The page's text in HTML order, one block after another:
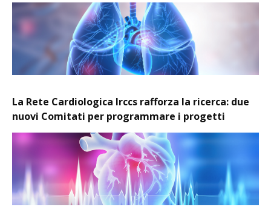
La Rete Cardiologica Irccs rafforza la ricerca: due
nuovi Comitati per programmare i progetti